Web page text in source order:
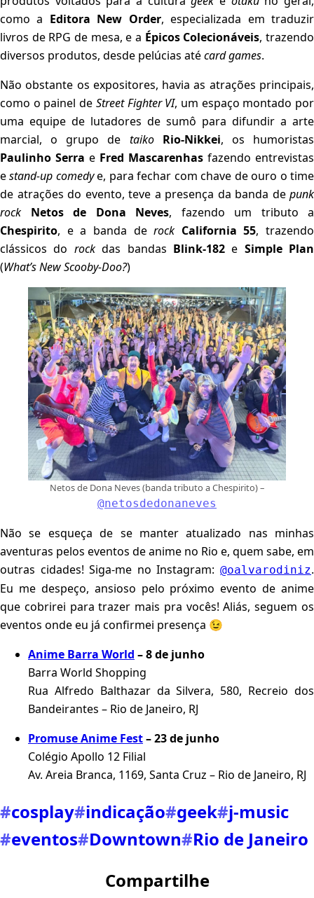
como a Editora New Order, especializada em traduzir
livros de RPG de mesa, e a Épicos Colecionáveis, trazendo
diversos produtos, desde pelúcias atécard games.
Não obstante os expositores, havia as atrações principais,
como o painel de Street Fighter VI, um espaço montado por
uma equipe de lutadores de sumô para difundir a arte
marcial, o grupo de taiko Rio-Nikkei, os humoristas
Paulinho Serra e Fred Mascarenhas fazendo entrevistas
estand-up comedye, para fechar com chave de ouro o time
de atrações do evento, teve a presença da banda de punk
rock
Netos de Dona Neves, fazendo um tributo a
Chespirito, e a banda derock California 55, trazendo
clássicos do rockdas bandas Blink-182e Simple Plan
(What’s New Scooby-Doo?)
Netos de Dona Neves (banda tributo a Chespirito) –
@netosdedonaneves
Não se esqueça de se manter atualizado nas minhas
aventuras pelos eventos de anime no Rio e, quem sabe, em
outras cidades! Siga-me no Instagram: @oalvarodiniz.
Eu me despeço, ansioso pelo próximo evento de anime
que cobrirei para trazer mais pra vocês! Aliás, seguem os
eventos onde eu já confirmei presença 😉
Anime Barra World – 8 de junho
Barra World Shopping
Rua Alfredo Balthazar da Silvera, 580, Recreio dos
Bandeirantes – Rio de Janeiro, RJ
Promuse Anime Fest– 23 de junho
Colégio Apollo 12 Filial
Av. Areia Branca, 1169, Santa Cruz – Rio de Janeiro, RJ
#cosplay#indicação#geek#j-music
#eventos#Downtown#Rio de Janeiro
Compartilhe